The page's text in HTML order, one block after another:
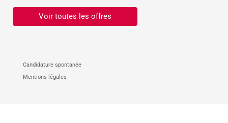
Voir toutes les offres
Candidature spontanée
Mentions légales